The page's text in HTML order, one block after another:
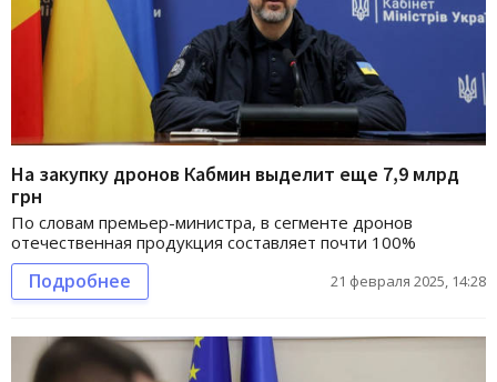
На закупку дронов Кабмин выделит еще 7,9 млрд
грн
По словам премьер-министра, в сегменте дронов
отечественная продукция составляет почти 100%
Подробнее 21 февраля 2025, 14:28